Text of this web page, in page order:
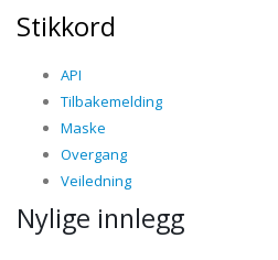
Stikkord
API
Tilbakemelding
Maske
Overgang
Veiledning
Nylige innlegg